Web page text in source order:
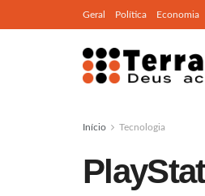
Geral Política Economia
Início Tecnologia